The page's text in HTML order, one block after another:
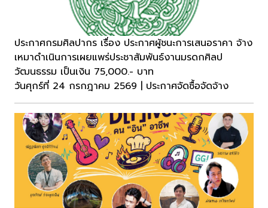
ประกาศกรมศิลปากร เรื่อง ประกาศผู้ชนะการเสนอราคา จ้าง
เหมาดำเนินการเผยแพร่ประชาสัมพันธ์งานมรดกศิลป
วัฒนธรรม เป็นเงิน 75,000.- บาท
วันศุกร์ที่ 24 กรกฎาคม 2569 | ประกาศจัดซื้อจัดจ้าง